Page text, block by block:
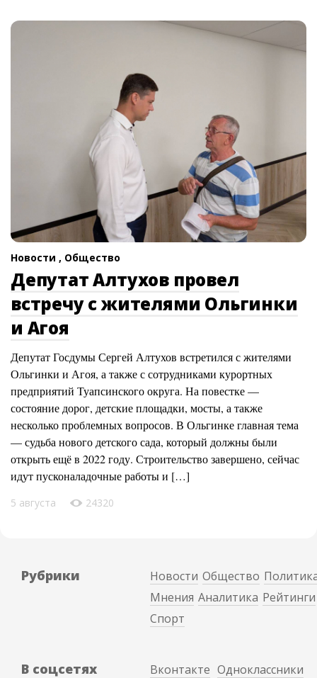
Новости , Общество
Депутат Алтухов провел
встречу с жителями Ольгинки
и Агоя
Депутат Госдумы Сергей Алтухов встретился с жителями
Ольгинки и Агоя, а также с сотрудниками курортных
предприятий Туапсинского округа. На повестке —
состояние дорог, детские площадки, мосты, а также
несколько проблемных вопросов. В Ольгинке главная тема
— судьба нового детского сада, который должны были
открыть ещё в 2022 году. Строительство завершено, сейчас
идут пусконаладочные работы и […]
5 августа 24320
Рубрики Новости Общество
Мнения Аналитика Рейтинги
Спорт
В соцсетях Вконтакте Одноклассники